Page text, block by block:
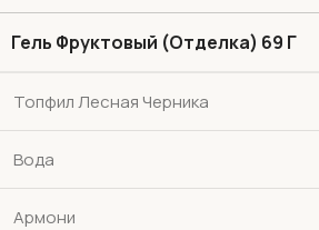
Гель Фруктовый (отделка) 69 Г
Топфил Лесная Черника
Вода
Армони